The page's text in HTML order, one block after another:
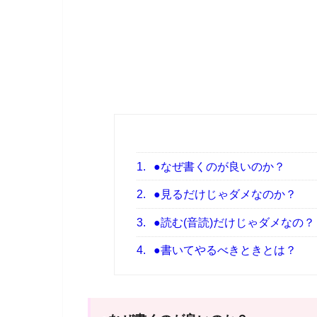
1. ●なぜ書くのが良いのか？
2. ●見るだけじゃダメなのか？
3. ●読む(音読)だけじゃダメなの？
4. ●書いてやるべきときとは？